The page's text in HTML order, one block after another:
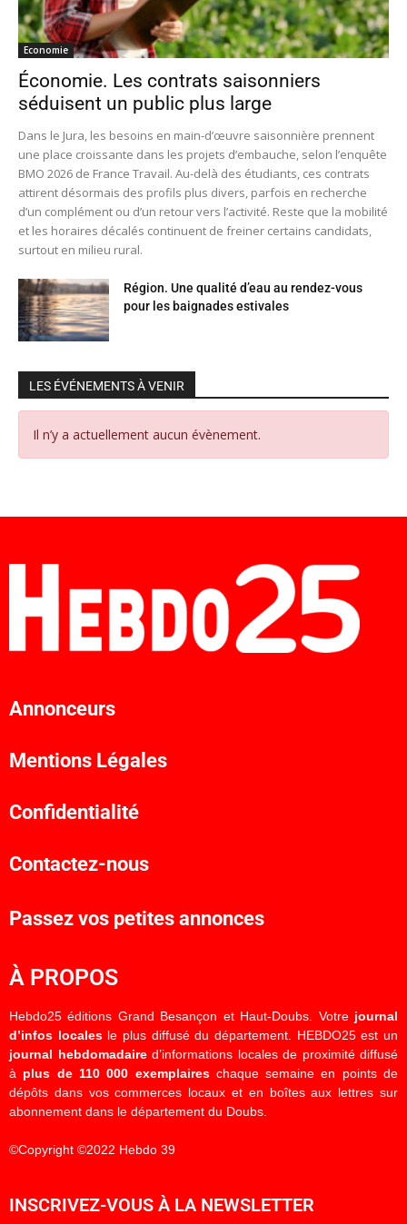
Economie
Économie. Les contrats saisonniers
séduisent un public plus large
Dans le Jura, les besoins en main-d’œuvre saisonnière prennent
une place croissante dans les projets d’embauche, selon l’enquête
BMO 2026 de France Travail. Au-delà des étudiants, ces contrats
attirent désormais des profils plus divers, parfois en recherche
d’un complément ou d’un retour vers l’activité. Reste que la mobilité
et les horaires décalés continuent de freiner certains candidats,
surtout en milieu rural.
Région. Une qualité d’eau au rendez-vous
pour les baignades estivales
LES ÉVÉNEMENTS À VENIR
Il n’y a actuellement aucun évènement.
Annonceurs
Mentions Légales
Confidentialité
Contactez-nous
Passez vos petites annonces
À PROPOS
Hebdo25 éditions Grand Besançon et Haut-Doubs. Votre journal
d’infos localesle plus diffusé du département. HEBDO25 est un
journal hebdomadaired’informations locales de proximité diffusé
à plus de 110 000 exemplaireschaque semaine en points de
dépôts dans vos commerces locaux et en boîtes aux lettres sur
abonnement dans le département du Doubs.
©Copyright ©2022 Hebdo 39
INSCRIVEZ-VOUS À LA NEWSLETTER